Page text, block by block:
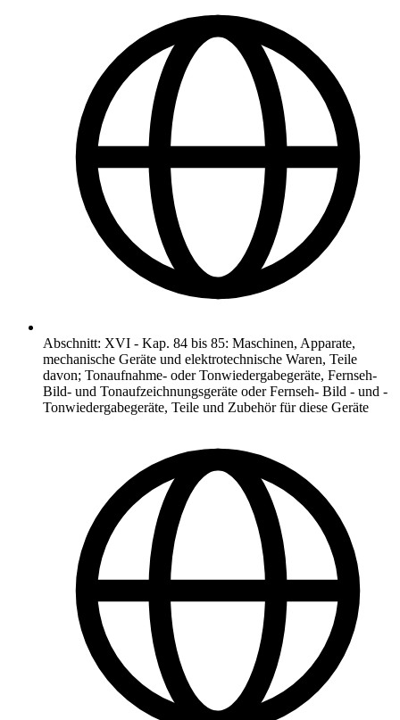
Abschnitt: XVI - Kap. 84 bis 85: Maschinen, Apparate,
mechanische Geräte und elektrotechnische Waren, Teile
davon; Tonaufnahme- oder Tonwiedergabegeräte, Fernseh-
Bild- und Tonaufzeichnungsgeräte oder Fernseh- Bild - und -
Tonwiedergabegeräte, Teile und Zubehör für diese Geräte